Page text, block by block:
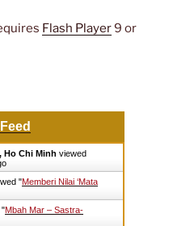
Flash Player9 or
Ho Chi Minh viewed
"Memberi Nilai ‘Mata
"Mbah Mar – Sastra-